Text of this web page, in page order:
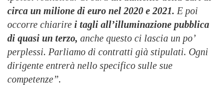
circa un milione di euro nel 2020 e 2021. E poi
occorre chiarire i tagli all’illuminazione pubblica
di quasi un terzo, anche questo ci lascia un po’
perplessi. Parliamo di contratti già stipulati. Ogni
dirigente entrerà nello specifico sulle sue
competenze”.